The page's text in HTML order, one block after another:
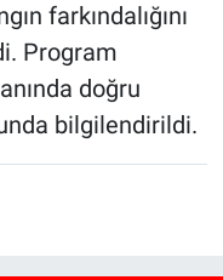
farkındalığını
Program
doğru
bilgilendirildi.